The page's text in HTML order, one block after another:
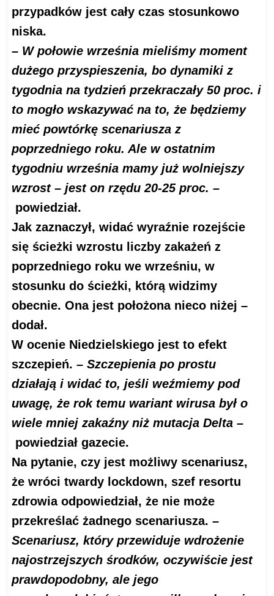
przypadków jest cały czas stosunkowo
niska.
– W połowie września mieliśmy moment
dużego przyspieszenia, bo dynamiki z
tygodnia na tydzień przekraczały 50 proc. i
to mogło wskazywać na to, że będziemy
mieć powtórkę scenariusza z
poprzedniego roku. Ale w ostatnim
tygodniu września mamy już wolniejszy
wzrost – jest on rzędu 20-25 proc. –
powiedział.
Jak zaznaczył, widać wyraźnie rozejście
się ścieżki wzrostu liczby zakażeń z
poprzedniego roku we wrześniu, w
stosunku do ścieżki, którą widzimy
obecnie. Ona jest położona nieco niżej –
dodał.
W ocenie Niedzielskiego jest to efekt
szczepień. – Szczepienia po prostu
działają i widać to, jeśli weźmiemy pod
uwagę, że rok temu wariant wirusa był o
wiele mniej zakaźny niż mutacja Delta –
powiedział gazecie.
Na pytanie, czy jest możliwy scenariusz,
że wróci twardy lockdown, szef resortu
zdrowia odpowiedział, że nie może
przekreślać żadnego scenariusza. –
Scenariusz, który przewiduje wdrożenie
najostrzejszych środków, oczywiście jest
prawdopodobny, ale jego